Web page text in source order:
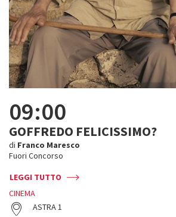
09:00
GOFFREDO FELICISSIMO?
di Franco Maresco
Fuori Concorso
LEGGI TUTTO
CINEMA
ASTRA 1